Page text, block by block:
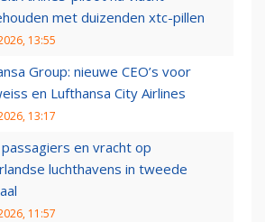
met duizenden xtc-pillen
13:55
Group: nieuwe CEO’s voor
en Lufthansa City Airlines
13:17
en vracht op
luchthavens in tweede
11:57